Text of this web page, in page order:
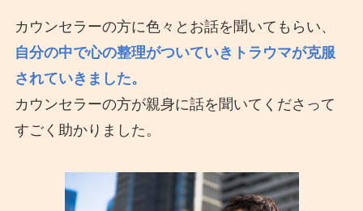
カウンセラーの方に色々とお話を聞いてもらい、
自分の中で心の整理がついていきトラウマが克服
されていきました。
カウンセラーの方が親身に話を聞いてくださって
すごく助かりました。